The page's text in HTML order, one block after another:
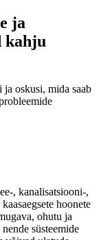
ja
kahju
oskusi, mida saab
, kanalisatsiooni-,
hoonete
ohutu ja
süsteemide